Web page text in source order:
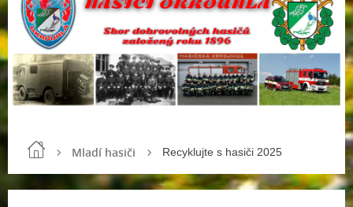
Mladí hasiči Recyklujte s hasiči 2025